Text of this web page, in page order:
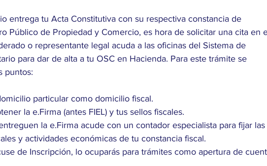
entrega tu Acta Constitutiva con su respectiva constancia de
Público de Propiedad y Comercio, es hora de solicitar una cita en
o representante legal acuda a las oficinas del Sistema de
para dar de alta a tu OSC en Hacienda. Para este trámite se
puntos:
particular como domicilio fiscal.
la e.Firma (antes FIEL) y tus sellos fiscales.
la e.Firma acude con un contador especialista para fijar las
y actividades económicas de tu constancia fiscal.
de Inscripción, lo ocuparás para trámites como apertura de